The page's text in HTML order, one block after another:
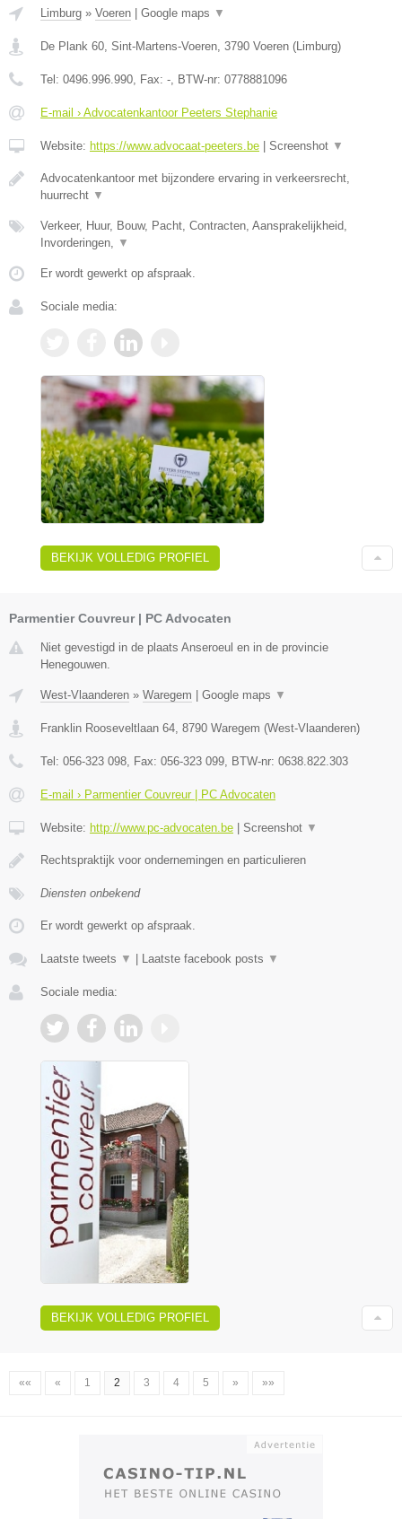
Limburg » Voeren Google maps ▼
De Plank 60, Sint-Martens-Voeren 3790 Voeren ( Limburg)
Tel: 0496.996.990 , Fax: - , BTW-nr: 0778881096
E-mail › Advocatenkantoor Peeters Stephanie
Website: https://www.advocaat-peeters.be Screenshot ▼
Advocatenkantoor met bijzondere ervaring in verkeersrecht,
huurrecht ▼
Verkeer, Huur, Bouw, Pacht, Contracten, Aansprakelijkheid,
Invorderingen,
▼
Er wordt gewerkt op afspraak.
Sociale media:
BEKIJK VOLLEDIG PROFIEL
Parmentier Couvreur | PC Advocaten
Niet gevestigd in de plaats Anseroeul en in de provincie
Henegouwen.
West-Vlaanderen » Waregem Google maps ▼
Franklin Rooseveltlaan 64, 8790 Waregem (West-Vlaanderen)
Tel: 056-323 098, Fax: 056-323 099, BTW-nr: 0638.822.303
E-mail › Parmentier Couvreur | PC Advocaten
Website: http://www.pc-advocaten.be Screenshot ▼
Rechtspraktijk voor ondernemingen en particulieren
Diensten onbekend
Er wordt gewerkt op afspraak.
Laatste tweets ▼ Laatste facebook posts ▼
Sociale media:
BEKIJK VOLLEDIG PROFIEL
«« « 1 2 3 4 5 » »»